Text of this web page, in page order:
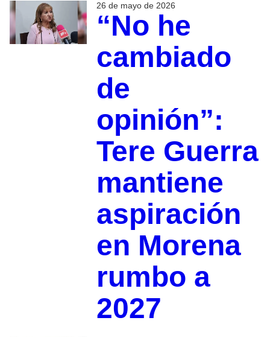
26 de mayo de 2026
“No he
cambiado
de
opinión”:
Tere Guerra
mantiene
aspiración
en Morena
rumbo a
2027